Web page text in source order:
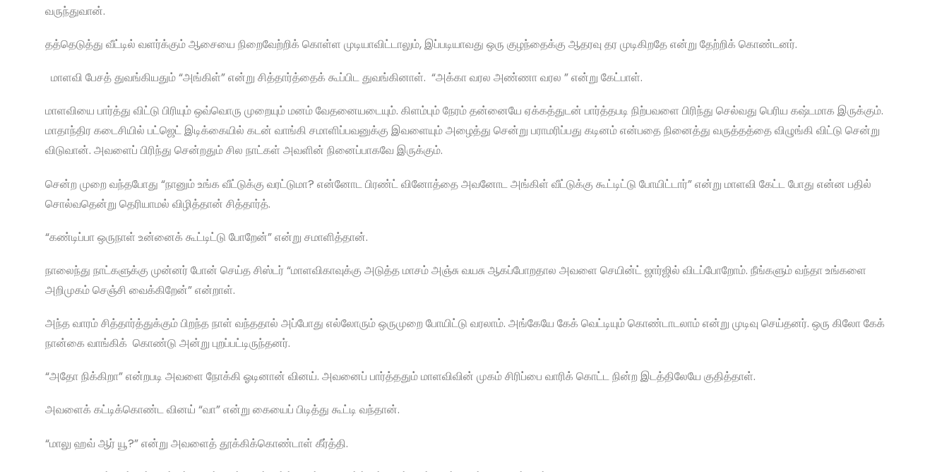
வருந்துவான்.
தத்தெடுத்து வீட்டில் வளர்க்கும் ஆசையை நிறைவேற்றிக் கொள்ள முடியாவிட்டாலும், இப்படியாவது ஒரு குழந்தைக்கு ஆதரவு தர முடிகிறதே என்று தேற்றிக் கொண்டனர்.
மாளவி பேசத் துவங்கியதும் “அங்கிள்” என்று சித்தார்த்தைக் கூப்பிட துவங்கினாள். “அக்கா வரல அண்ணா வரல ” என்று கேட்பாள்.
மாளவியை பார்த்து விட்டு பிரியும் ஒவ்வொரு முறையும் மனம் வேதனையடையும். கிளம்பும் நேரம் தன்னையே ஏக்கத்துடன் பார்த்தபடி நிற்பவளை பிரிந்து செல்வது பெரிய கஷ்டமாக இருக்கும்.
மாதாந்திர கடைசியில் பட்ஜெட் இடிக்கையில் கடன் வாங்கி சமாளிப்பவனுக்கு இவளையும் அழைத்து சென்று பராமரிப்பது கடினம் என்பதை நினைத்து வருத்தத்தை விழுங்கி விட்டு சென்று
விடுவான். அவளைப் பிரிந்து சென்றதும் சில நாட்கள் அவளின் நினைப்பாகவே இருக்கும்.
சென்ற முறை வந்தபோது “நானும் உங்க வீட்டுக்கு வரட்டுமா? என்னோட பிரண்ட் வினோத்தை அவனோட அங்கிள் வீட்டுக்கு கூட்டிட்டு போயிட்டார்” என்று மாளவி கேட்ட போது என்ன பதில்
சொல்வதென்று தெரியாமல் விழித்தான் சித்தார்த்.
“கண்டிப்பா ஒருநாள் உன்னைக் கூட்டிட்டு போறேன்” என்று சமாளித்தான்.
நாலைந்து நாட்களுக்கு முன்னர் போன் செய்த சிஸ்டர் “மாளவிகாவுக்கு அடுத்த மாசம் அஞ்சு வயசு ஆகப்போறதால அவளை செயின்ட் ஜார்ஜில் விடப்போறோம். நீங்களும் வந்தா உங்களை
அறிமுகம் செஞ்சி வைக்கிறேன்” என்றாள்.
அந்த வாரம் சித்தார்த்துக்கும் பிறந்த நாள் வந்ததால் அப்போது எல்லோரும் ஒருமுறை போயிட்டு வரலாம். அங்கேயே கேக் வெட்டியும் கொண்டாடலாம் என்று முடிவு செய்தனர். ஒரு கிலோ கேக்
நான்கை வாங்கிக் கொண்டு அன்று புறப்பட்டிருந்தனர்.
“அதோ நிக்கிறா” என்றபடி அவளை நோக்கி ஓடினான் வினய். அவனைப் பார்த்ததும் மாளவிவின் முகம் சிரிப்பை வாரிக் கொட்ட நின்ற இடத்திலேயே குதித்தாள்.
அவளைக் கட்டிக்கொண்ட வினய் “வா” என்று கையைப் பிடித்து கூட்டி வந்தான்.
“மாலு ஹவ் ஆர் யூ?” என்று அவளைத் தூக்கிக்கொண்டாள் கீர்த்தி.